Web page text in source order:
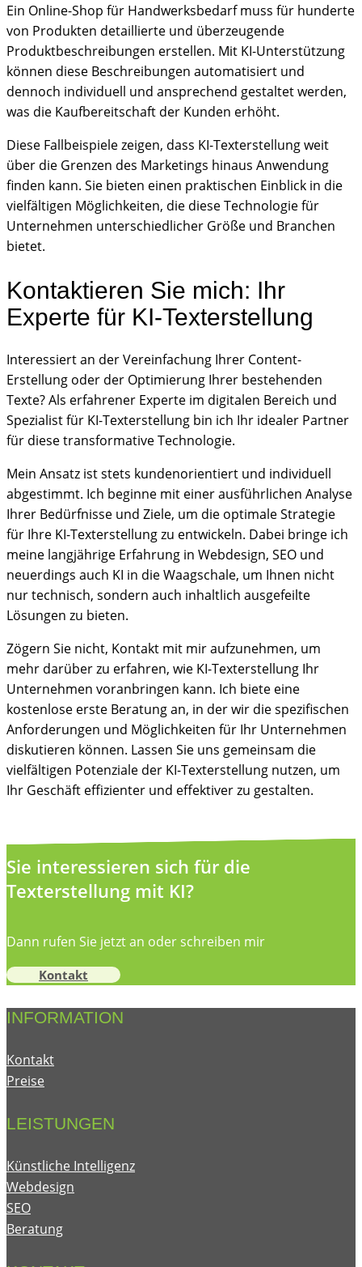
Ein Online-Shop für Handwerksbedarf muss für hunderte
von Produkten detaillierte und überzeugende
Produktbeschreibungen erstellen. Mit KI-Unterstützung
können diese Beschreibungen automatisiert und
dennoch individuell und ansprechend gestaltet werden,
was die Kaufbereitschaft der Kunden erhöht.
Diese Fallbeispiele zeigen, dass KI-Texterstellung weit
über die Grenzen des Marketings hinaus Anwendung
finden kann. Sie bieten einen praktischen Einblick in die
vielfältigen Möglichkeiten, die diese Technologie für
Unternehmen unterschiedlicher Größe und Branchen
bietet.
Kontaktieren Sie mich: Ihr
Experte für KI-Texterstellung
Interessiert an der Vereinfachung Ihrer Content-
Erstellung oder der Optimierung Ihrer bestehenden
Texte? Als erfahrener Experte im digitalen Bereich und
Spezialist für KI-Texterstellung bin ich Ihr idealer Partner
für diese transformative Technologie.
Mein Ansatz ist stets kundenorientiert und individuell
abgestimmt. Ich beginne mit einer ausführlichen Analyse
Ihrer Bedürfnisse und Ziele, um die optimale Strategie
für Ihre KI-Texterstellung zu entwickeln. Dabei bringe ich
meine langjährige Erfahrung in Webdesign, SEO und
neuerdings auch KI in die Waagschale, um Ihnen nicht
nur technisch, sondern auch inhaltlich ausgefeilte
Lösungen zu bieten.
Zögern Sie nicht, Kontakt mit mir aufzunehmen, um
mehr darüber zu erfahren, wie KI-Texterstellung Ihr
Unternehmen voranbringen kann. Ich biete eine
kostenlose erste Beratung an, in der wir die spezifischen
Anforderungen und Möglichkeiten für Ihr Unternehmen
diskutieren können. Lassen Sie uns gemeinsam die
vielfältigen Potenziale der KI-Texterstellung nutzen, um
Ihr Geschäft effizienter und effektiver zu gestalten.
Sie interessieren sich für die
Texterstellung mit KI?
Dann rufen Sie jetzt an oder schreiben mir
Kontakt
INFORMATION
Kontakt
Preise
LEISTUNGEN
Künstliche Intelligenz
Webdesign
SEO
Beratung